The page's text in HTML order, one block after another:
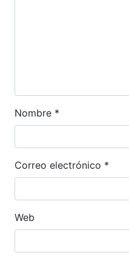
Nombre *
Correo electrónico *
Web